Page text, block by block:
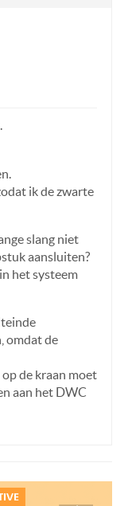
ik de zwarte
slang niet
aansluiten?
het systeem
omdat de
op de kraan moet
aan het DWC